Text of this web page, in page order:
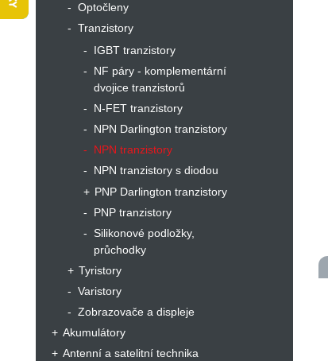
Optočleny
Tranzistory
IGBT tranzistory
NF páry - komplementární
dvojice tranzistorů
N-FET tranzistory
NPN Darlington tranzistory
NPN tranzistory
NPN tranzistory s diodou
PNP Darlington tranzistory
PNP tranzistory
Silikonové podložky,
průchodky
Tyristory
Varistory
Zobrazovače a displeje
Akumulátory
Antenní a satelitní technika